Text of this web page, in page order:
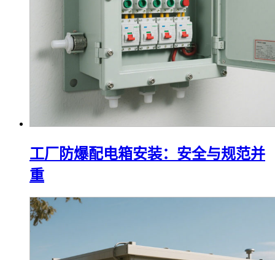
工厂防爆配电箱安装：安全与规范并
重